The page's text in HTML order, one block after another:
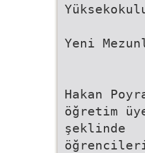
Yeni
Hakan
öğretim
şeklinde